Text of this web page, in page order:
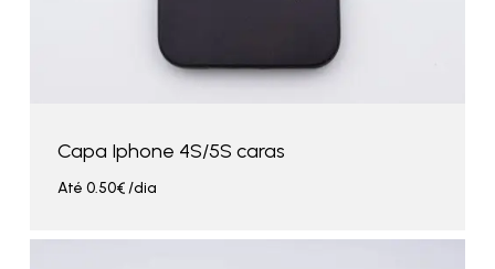
Capa Iphone 4S/5S caras
Até 0.50€/dia